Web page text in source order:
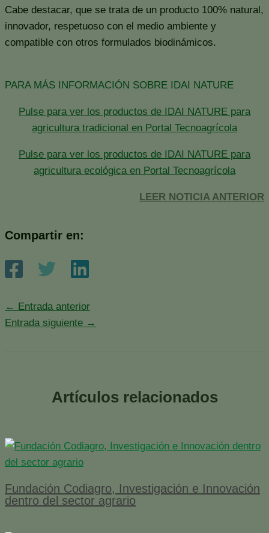
Cabe destacar, que se trata de un producto 100% natural,
innovador, respetuoso con el medio ambiente y
compatible con otros formulados biodinámicos.
PARA MÁS INFORMACIÓN SOBRE IDAI NATURE
Pulse para ver los productos de IDAI NATURE para
agricultura tradicional en Portal Tecnoagrícola
Pulse para ver los productos de IDAI NATURE para
agricultura ecológica en Portal Tecnoagrícola
LEER NOTICIA ANTERIOR
Compartir en:
← Entrada anterior
Entrada siguiente →
Artículos relacionados
Fundación Codiagro, Investigación e Innovación
dentro del sector agrario